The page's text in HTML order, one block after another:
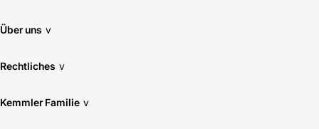
Über uns v
Rechtliches v
Kemmler Familie v